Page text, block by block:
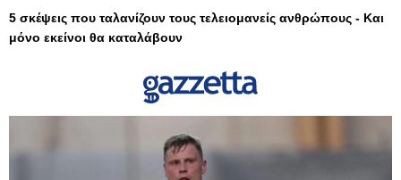
5 σκέψεις που ταλανίζουν τους τελειομανείς ανθρώπους - Και
μόνο εκείνοι θα καταλάβουν